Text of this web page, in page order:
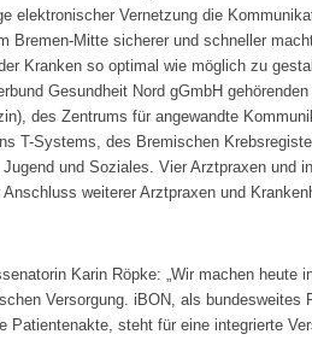
elektronischer Vernetzung die
Bremen-Mitte sicherer und schneller
Kranken so optimal wie möglich zu
Gesundheit Nord gGmbH
des Zentrums für angewandte
T-Systems, des Bremischen
und Soziales. Vier Arztpraxen und
Anschluss weiterer Arztpraxen und
Karin Röpke: „Wir machen heute
Versorgung. iBON, als bundesweites
Patientenakte, steht für eine integrierte